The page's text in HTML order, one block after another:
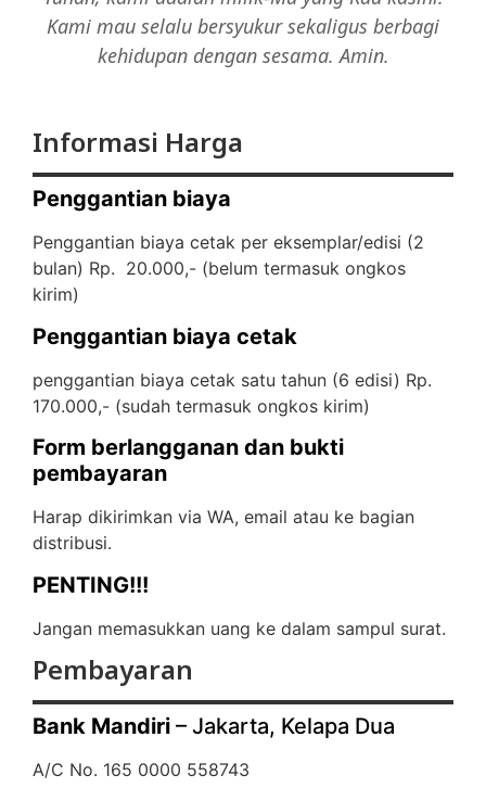
Kami mau selalu bersyukur sekaligus berbagi
kehidupan dengan sesama. Amin.
Informasi Harga
Penggantian biaya
Penggantian biaya cetak per eksemplar/edisi (2
bulan) Rp. 20.000,- (belum termasuk ongkos
kirim)
Penggantian biaya cetak
penggantian biaya cetak satu tahun (6 edisi) Rp.
170.000,- (sudah termasuk ongkos kirim)
Form berlangganan dan bukti
pembayaran
Harap dikirimkan via WA, email atau ke bagian
distribusi.
PENTING!!!
Jangan memasukkan uang ke dalam sampul surat.
Pembayaran
Bank Mandiri – Jakarta, Kelapa Dua
A/C No. 165 0000 558743